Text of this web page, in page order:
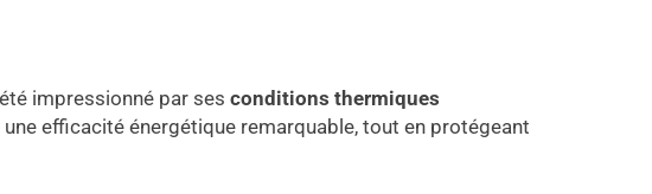
impressionné par ses conditions thermiques
une efficacité énergétique remarquable, tout en protégeant